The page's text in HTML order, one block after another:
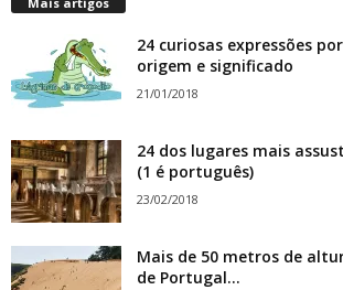
24 curiosas expressões
origem e significado
21/01/2018
24 dos lugares mais
(1 é português)
23/02/2018
Mais de 50 metros de
de Portugal...